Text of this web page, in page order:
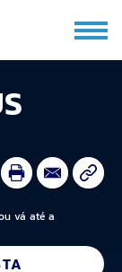
vá até a